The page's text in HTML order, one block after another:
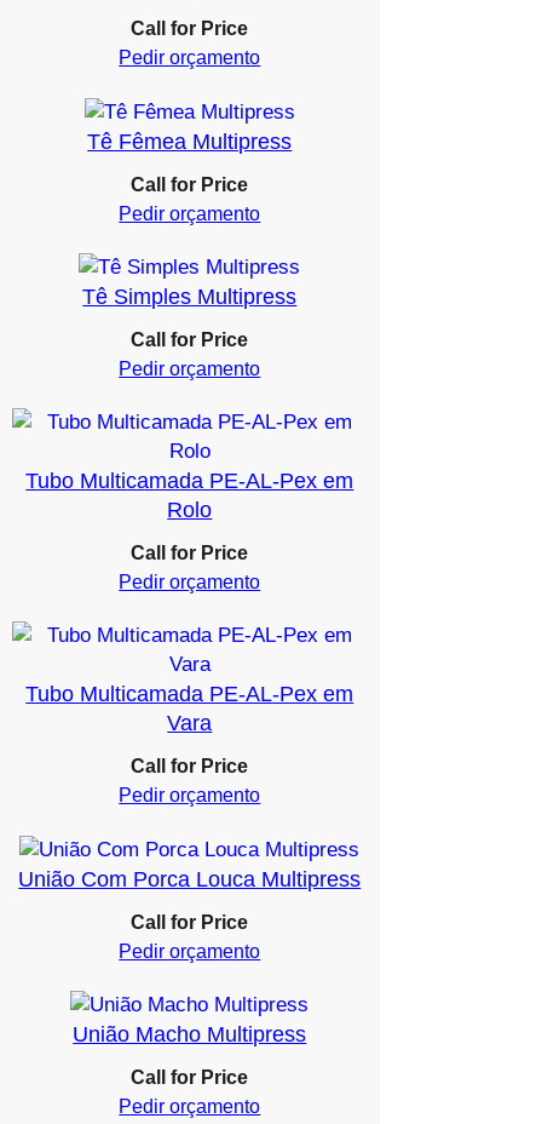
Call for Price
Pedir orçamento
Tê Fêmea Multipress
Call for Price
Pedir orçamento
Tê Simples Multipress
Call for Price
Pedir orçamento
Tubo Multicamada PE-AL-Pex em
Rolo
Call for Price
Pedir orçamento
Tubo Multicamada PE-AL-Pex em
Vara
Call for Price
Pedir orçamento
União Com Porca Louca Multipress
Call for Price
Pedir orçamento
União Macho Multipress
Call for Price
Pedir orçamento